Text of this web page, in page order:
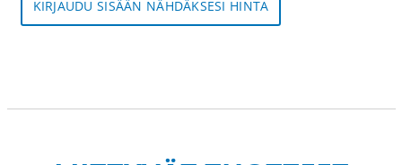
KIRJAUDU SISÄÄN NÄHDÄKSESI HINTA